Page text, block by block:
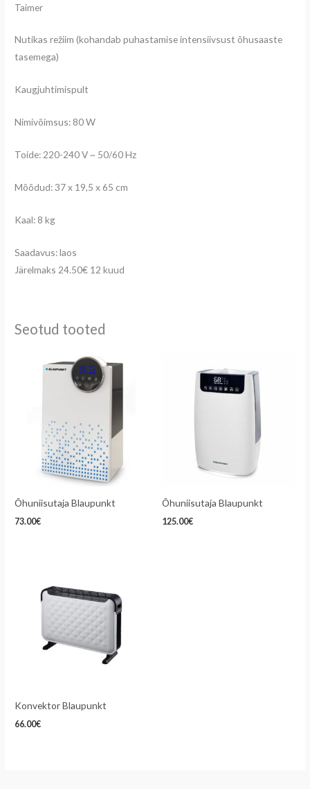
Taimer
Nutikas režiim (kohandab puhastamise intensiivsust õhusaaste
tasemega)
Kaugjuhtimispult
Nimivõimsus: 80 W
Toide: 220-240 V ~ 50/60 Hz
Mõõdud: 37 x 19,5 x 65 cm
Kaal: 8 kg
Saadavus: laos
Järelmaks 24.50€ 12 kuud
Seotud tooted
Õhuniisutaja Blaupunkt
73.00€
Õhuniisutaja Blaupunkt
125.00€
Konvektor Blaupunkt
66.00€